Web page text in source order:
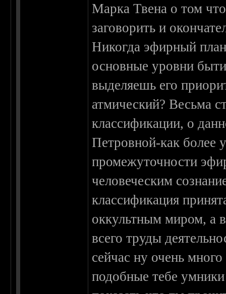
Марка Твена о том
заговорить и
Никогда эфирный
основные уровни
выделяешь его
атмический? Весьма
классификации, о
Петровной-как более
промежуточности
человеческим
классификация
оккультным миром, а
всего труды
сейчас ну очень
подобные тебе